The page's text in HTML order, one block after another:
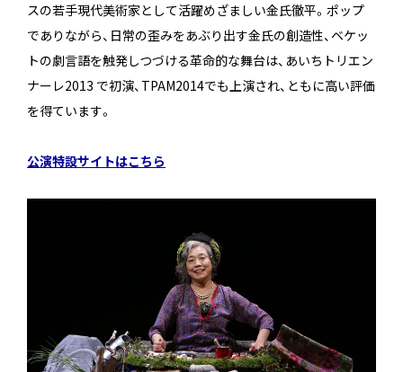
スの若手現代美術家として活躍めざましい金氏徹平。ポップ
でありながら、日常の歪みをあぶり出す金氏の創造性、ベケッ
トの劇言語を触発しつづける革命的な舞台は、あいちトリエン
ナーレ2013 で初演、TPAM2014でも上演され、ともに高い評価
を得ています。
公演特設サイトはこちら